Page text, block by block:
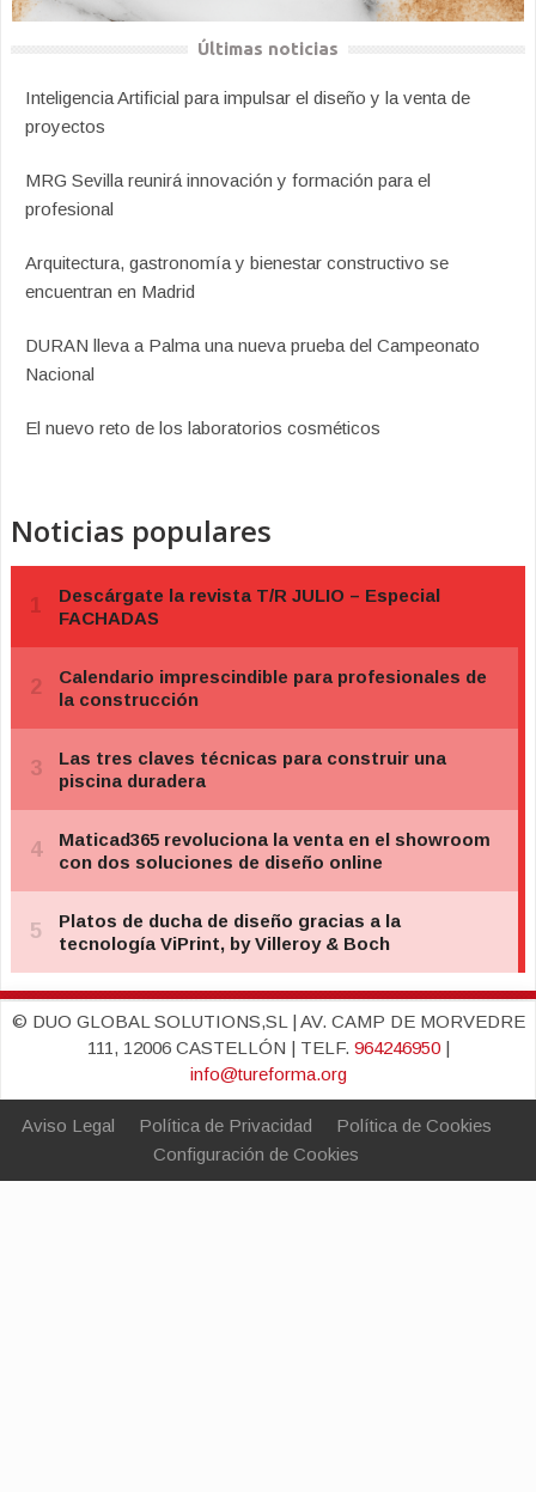
Últimas noticias
Inteligencia Artificial para impulsar el diseño y la venta de
proyectos
MRG Sevilla reunirá innovación y formación para el
profesional
Arquitectura, gastronomía y bienestar constructivo se
encuentran en Madrid
DURAN lleva a Palma una nueva prueba del Campeonato
Nacional
El nuevo reto de los laboratorios cosméticos
Noticias populares
© DUO GLOBAL SOLUTIONS,SL | AV. CAMP DE MORVEDRE
111, 12006 CASTELLÓN | TELF. 964246950|
info@tureforma.org
Aviso Legal Política de Privacidad
Política de Cookies
Configuración de Cookies